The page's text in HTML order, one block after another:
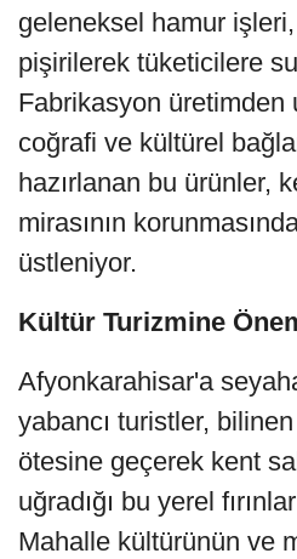
geleneksel hamur
pişirilerek tüketicilere
Fabrikasyon üretimden
coğrafi ve kültürel
hazırlanan bu ürünler,
mirasının
üstleniyor.
Kültür Turizmine
Afyonkarahisar'a
yabancı turistler,
ötesine geçerek kent
uğradığı bu yerel
Mahalle kültürünün ve